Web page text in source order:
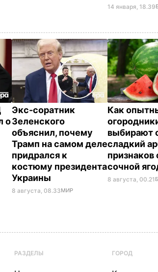
14 января, 18.39
о
Экс-соратник
Зеленского
объяснил, почему
Трамп на самом деле
придрался к
костюму президента
Украины
8 августа, 08.33МИР
Как
выбирают
сладкий
признаков
сочной
8 августа, 00.21
РАЗДЕЛЫ ГОРОД